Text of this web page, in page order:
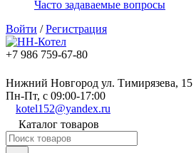
Часто задаваемые вопросы
Войти /Регистрация
+7 986 759-67-80
Нижний Новгород ул. Тимирязева, 15
Пн-Пт, с 09:00-17:00
kotel152@yandex.ru
Каталог товаров